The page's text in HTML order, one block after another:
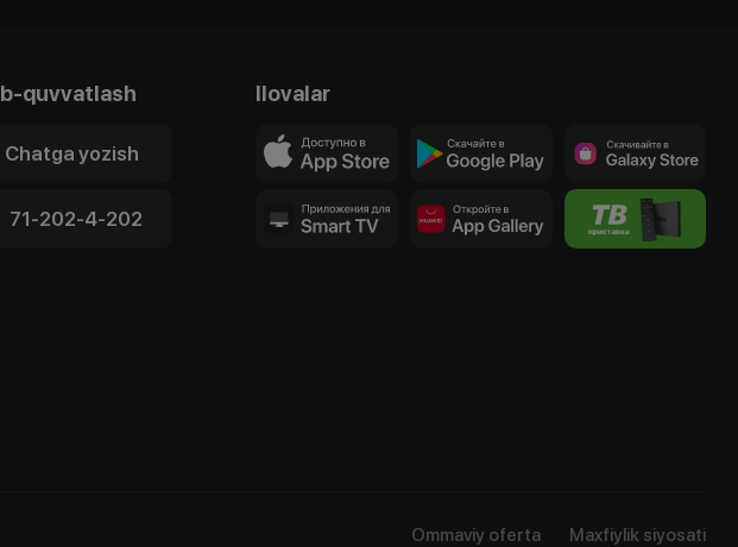
quvvatlash
Chatga yozish
71-202-4-202
Ilovalar
Ommaviy oferta Maxfiylik siyosati